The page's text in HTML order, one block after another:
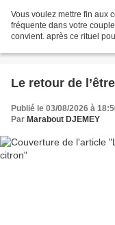
Vous voulez mettre fin aux
fréquente dans votre
convient. après ce rituel
Le retour de
Publié le 03/08/2026 à
Par Marabout DJEMEY